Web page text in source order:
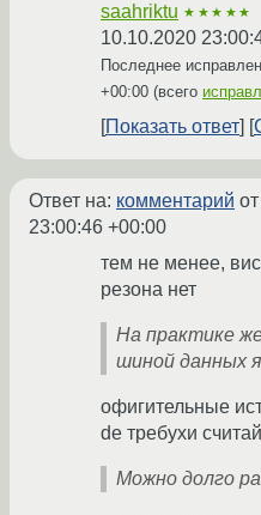
saahriktu ★★★★★
10.10.2020
Последнее
+00:00 (всего
Показать ответ
Ответ на: комментарий
23:00:46 +00:00
тем не менее,
резона нет
На практике
шиной данных
офигительные
de требухи
Можно долго